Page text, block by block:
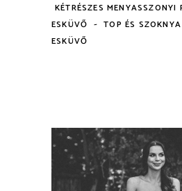
KÉTRÉSZES MENYASSZONYI
ESKÜVŐ - TOP ÉS SZOKNYA
ESKÜVŐ